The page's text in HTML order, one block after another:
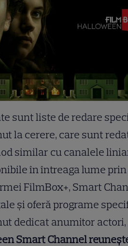
sunt liste de redare
la cerere, care sunt
similar cu canalele
în întreaga lume prin
FilmBox+, Smart
și oferă programe
dedicat anumitor actori,
Smart Channel